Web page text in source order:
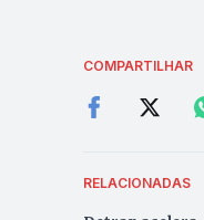
COMPARTILHAR
RELACIONADAS